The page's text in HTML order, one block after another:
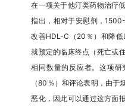
在一项关于他汀类药物治疗
指出，相对于安慰剂，
改善HDL-C（20％）和降
就预定的临床终点（死亡或
相同数量的反应者。这项
（80％）和评论表明，由于
恶化，因此可以通过这方